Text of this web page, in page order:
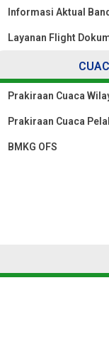
Informasi Aktual
Layanan Flight
Prakiraan Cuaca
Prakiraan Cuaca
BMKG OFS